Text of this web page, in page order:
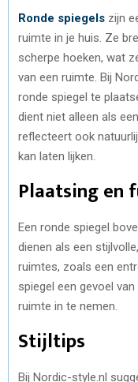
Ronde spiegels zijn
ruimte in je huis. Ze
scherpe hoeken, wat
van een ruimte. Bij
ronde spiegel te
dient niet alleen als
reflecteert ook
kan laten lijken.
Plaatsing
Een ronde spiegel
dienen als een
ruimtes, zoals een
spiegel een gevoel
ruimte in te nemen.
Stijltips
Bij Nordic-style.nl